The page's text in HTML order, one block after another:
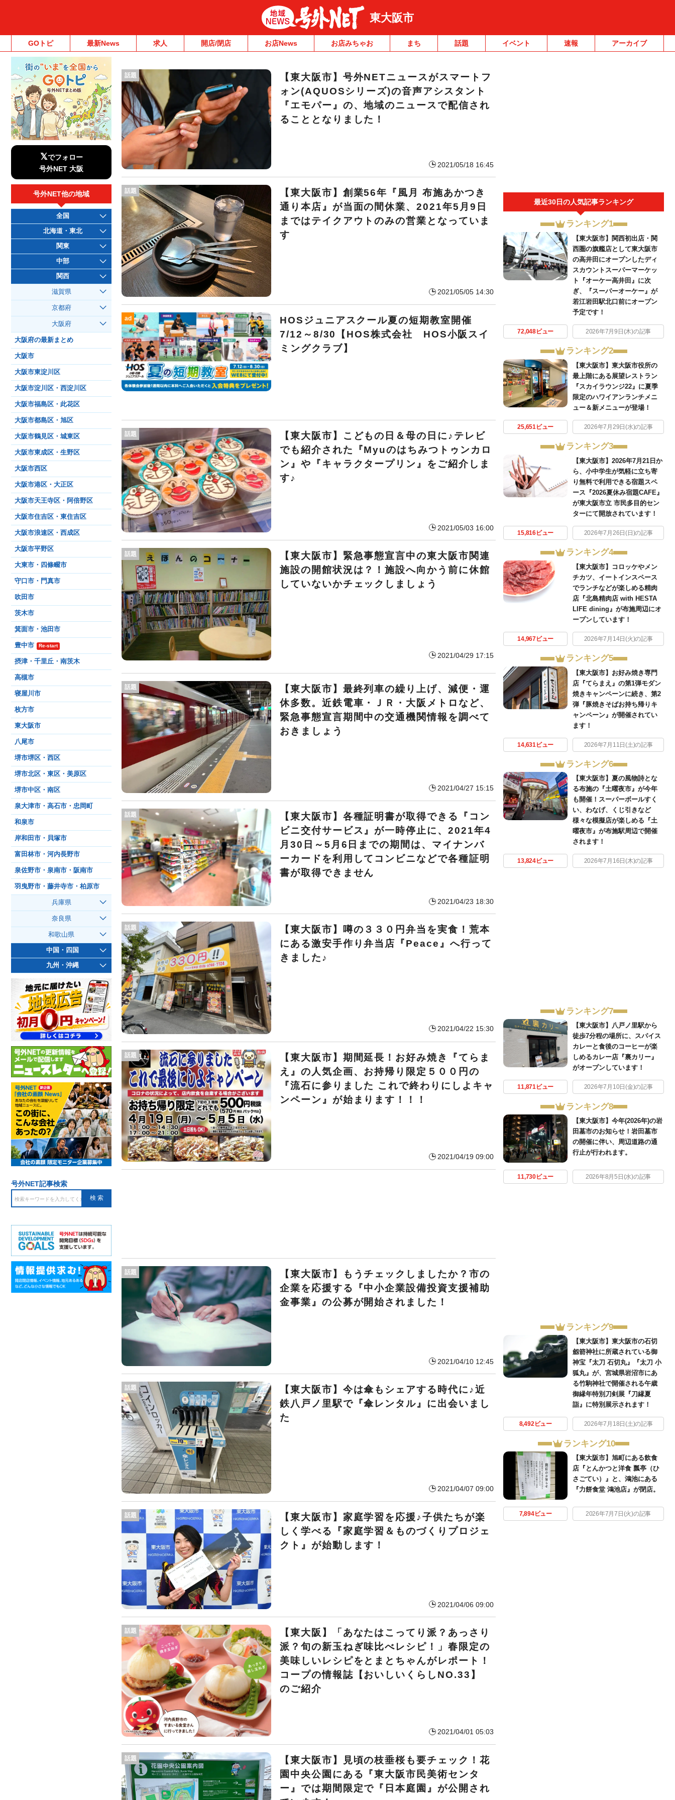
東大阪市
GOトピ 最新News 求人 開店/閉店 お店News お店みちゃお まち 話題 イベント 速報 アーカイブ
話題
【東大阪市】号外NETニュースがスマートフ
ォン(AQUOSシリーズ)の音声アシスタント
『エモパー』の、地域のニュースで配信され
ることとなりました！
2021/05/18 16:45
【東大阪市】創業56年『風月 布施あかつき
通り本店』が当面の間休業、2021年5月9日
まではテイクアウトのみの営業となっていま
す
2021/05/05 14:30
話題
ad
HOSジュニアスクール夏の短期教室開催
7/12～8/30【HOS株式会社 HOS小阪スイ
ミングクラブ】
【東大阪市】こどもの日＆母の日に♪テレビ
でも紹介された『Myuのはちみつトゥンカロ
ン』や『キャラクタープリン』をご紹介しま
す♪
2021/05/03 16:00
話題
【東大阪市】緊急事態宣言中の東大阪市関連
施設の開館状況は？！施設へ向かう前に休館
していないかチェックしましょう
2021/04/29 17:15
話題
【東大阪市】最終列車の繰り上げ、減便・運
休多数。近鉄電車・ＪＲ・大阪メトロなど、
緊急事態宣言期間中の交通機関情報を調べて
おきましょう
2021/04/27 15:15
話題
【東大阪市】各種証明書が取得できる『コン
ビニ交付サービス』が一時停止に、2021年4
月30日～5月6日までの期間は、マイナンバ
ーカードを利用してコンビニなどで各種証明
書が取得できません
2021/04/23 18:30
話題
【東大阪市】噂の３３０円弁当を実食！荒本
にある激安手作り弁当店『Peace』へ行って
きました♪
2021/04/22 15:30
話題
【東大阪市】期間延長！お好み焼き『てらま
え』の人気企画、お持帰り限定５００円の
『流石に参りました これで終わりにしよキャ
ンペーン』が始まります！！！
2021/04/19 09:00
話題
【東大阪市】もうチェックしましたか？市の
企業を応援する『中小企業設備投資支援補助
金事業』の公募が開始されました！
2021/04/10 12:45
話題
【東大阪市】今は傘もシェアする時代に♪近
鉄八戸ノ里駅で『傘レンタル』に出会いまし
た
2021/04/07 09:00
話題
【東大阪市】家庭学習を応援♪子供たちが楽
しく学べる『家庭学習＆ものづくりプロジェ
クト』が始動します！
2021/04/06 09:00
話題
【東大阪】「あなたはこってり派？あっさり
派？旬の新玉ねぎ味比べレシピ！」春限定の
美味しいレシピをとまとちゃんがレポート！
コープの情報誌【おいしいくらしNO.33】
のご紹介
2021/04/01 05:03
話題
【東大阪市】見頃の枝垂桜も要チェック！花
園中央公園にある『東大阪市民美術センタ
ー』では期間限定で『日本庭園』が公開され
話題
最近30日の人気記事ランキング
ランキング1
【東大阪市】関西初出店・関
西圏の旗艦店として東大阪市
の高井田にオープンしたディ
スカウントスーパーマーケッ
ト『オーケー高井田』に次
ぎ、『スーパーオーケー』が
若江岩田駅北口前にオープン
予定です！
72,048ビュー 2026年7月9日(木)の記事
ランキング2
【東大阪市】東大阪市役所の
最上階にある展望レストラン
『スカイラウンジ22』に夏季
限定のハワイアンランチメニ
ュー＆新メニューが登場！
25,651ビュー 2026年7月29日(水)の記事
ランキング3
【東大阪市】2026年7月21日か
ら、小中学生が気軽に立ち寄
り無料で利用できる宿題スペ
ース『2026夏休み宿題CAFE』
が東大阪市立 市民多目的セン
ターにて開放されています！
15,816ビュー 2026年7月26日(日)の記事
ランキング4
【東大阪市】コロッケやメン
チカツ、イートインスペース
でランチなどが楽しめる精肉
店『北島精肉店 with HESTA
LIFE dining』が布施周辺にオ
ープンしています！
14,967ビュー 2026年7月14日(火)の記事
ランキング5
【東大阪市】お好み焼き専門
店『てらまえ』の第1弾モダン
焼きキャンペーンに続き、第2
弾『豚焼きそばお持ち帰りキ
ャンペーン』が開催されてい
ます！
14,631ビュー 2026年7月11日(土)の記事
ランキング6
【東大阪市】夏の風物詩とな
る布施の『土曜夜市』が今年
も開催！スーパーボールすく
い、わなげ、くじ引きなど
様々な模擬店が楽しめる『土
曜夜市』が布施駅周辺で開催
されます！
13,824ビュー 2026年7月16日(木)の記事
ランキング7
【東大阪市】八戸ノ里駅から
徒歩7分程の場所に、スパイス
カレーと食後のコーヒーが楽
しめるカレー店『裏カリー』
がオープンしています！
11,871ビュー 2026年7月10日(金)の記事
ランキング8
【東大阪市】今年(2026年)の岩
田墓市のお知らせ！岩田墓市
の開催に伴い、周辺道路の通
行止が行われます。
11,730ビュー 2026年8月5日(水)の記事
ランキング9
【東大阪市】東大阪市の石切
劔箭神社に所蔵されている御
神宝『太刀 石切丸』『太刀 小
狐丸』が、宮城県岩沼市にあ
る竹駒神社で開催される午歳
御縁年特別刀剣展『刀縁夏
詣』に特別展示されます！
8,492ビュー 2026年7月18日(土)の記事
ランキング10
【東大阪市】旭町にある飲食
店『とんかつと洋食 瓢亭（ひ
さごてい）』と、鴻池にある
『力餅食堂 鴻池店』が閉店。
7,894ビュー 2026年7月7日(火)の記事
𝕏でフォロー
号外NET 大阪
号外NET他の地域
全国
北海道・東北
関東
中部
関西
滋賀県
京都府
大阪府
大阪府の最新まとめ
大阪市
大阪市東淀川区
大阪市淀川区・西淀川区
大阪市福島区・此花区
大阪市都島区・旭区
大阪市鶴見区・城東区
大阪市東成区・生野区
大阪市西区
大阪市港区・大正区
大阪市天王寺区・阿倍野区
大阪市住吉区・東住吉区
大阪市浪速区・西成区
大阪市平野区
大東市・四條畷市
守口市・門真市
吹田市
茨木市
箕面市・池田市
豊中市 Re-start
摂津・千里丘・南茨木
高槻市
寝屋川市
枚方市
東大阪市
八尾市
堺市堺区・西区
堺市北区・東区・美原区
堺市中区・南区
泉大津市・高石市・忠岡町
和泉市
岸和田市・貝塚市
富田林市・河内長野市
泉佐野市・泉南市・阪南市
羽曳野市・藤井寺市・柏原市
兵庫県
奈良県
和歌山県
中国・四国
九州・沖縄
号外NET記事検索